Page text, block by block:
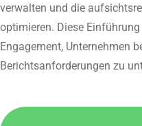
verwalten und die
optimieren. Diese
Engagement, Unternehmen
Berichtsanforderungen zu